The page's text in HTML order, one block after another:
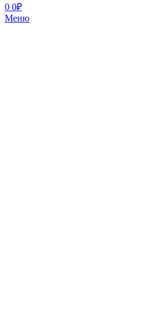
0 0₽
Меню